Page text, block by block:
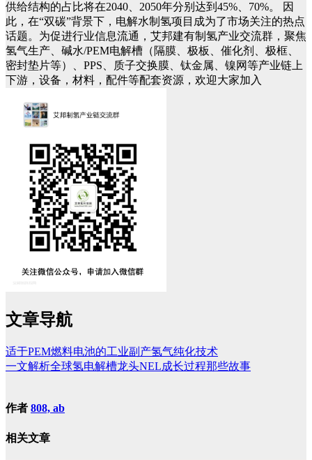
供给结构的占比将在2040、2050年分别达到45%、70%。
因
此，在“双碳”背景下，电解水制氢项目成为了市场关注的热点
话题。为促进行业信息流通，艾邦建有制氢产业交流群，聚焦
氢气生产、碱水/PEM电解槽（隔膜、极板、催化剂、极框、
密封垫片等）、PPS、质子交换膜、钛金属、镍网等产业链上
下游，设备，材料，配件等配套资源，欢迎大家加入
文章导航
适于PEM燃料电池的工业副产氢气纯化技术
一文解析全球氢电解槽龙头NEL成长过程那些故事
作者 808, ab
相关文章